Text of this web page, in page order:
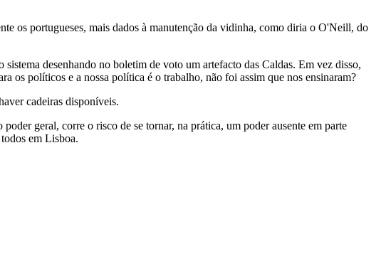
os portugueses, mais dados à manutenção da vidinha, como diria o O'Neill, do
desenhando no boletim de voto um artefacto das Caldas. Em vez disso,
os políticos e a nossa política é o trabalho, não foi assim que nos ensinaram?
cadeiras disponíveis.
geral, corre o risco de se tornar, na prática, um poder ausente em parte
em Lisboa.